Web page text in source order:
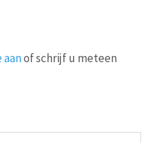
aanof schrijf u meteen